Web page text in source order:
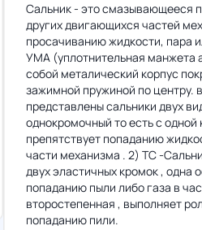
Сальник - это смазывающееся
других двигающихся частей
просачиванию жидкости, пара
УМА (уплотнительная манжета
собой металический корпус
зажимной пружиной по центру.
представлены сальники двух
однокромочный то есть с
препятствует попаданию
части механизма . 2) TC -
двух эластичных кромок , одна
попаданию пыли либо газа в
второстепенная , выполняет
попаданию пили.